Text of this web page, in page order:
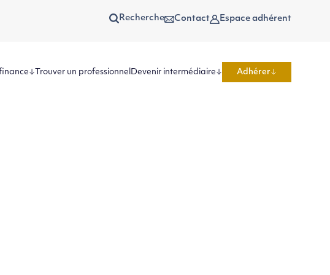
Recherche Contact Espace adhérent
Trouver un professionnel Devenir intermédiaire Adhérer